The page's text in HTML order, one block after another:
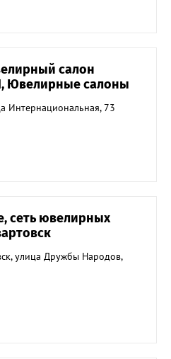
салон
Ювелирные салоны
Интернациональная, 73
сеть ювелирных
улица Дружбы Народов,